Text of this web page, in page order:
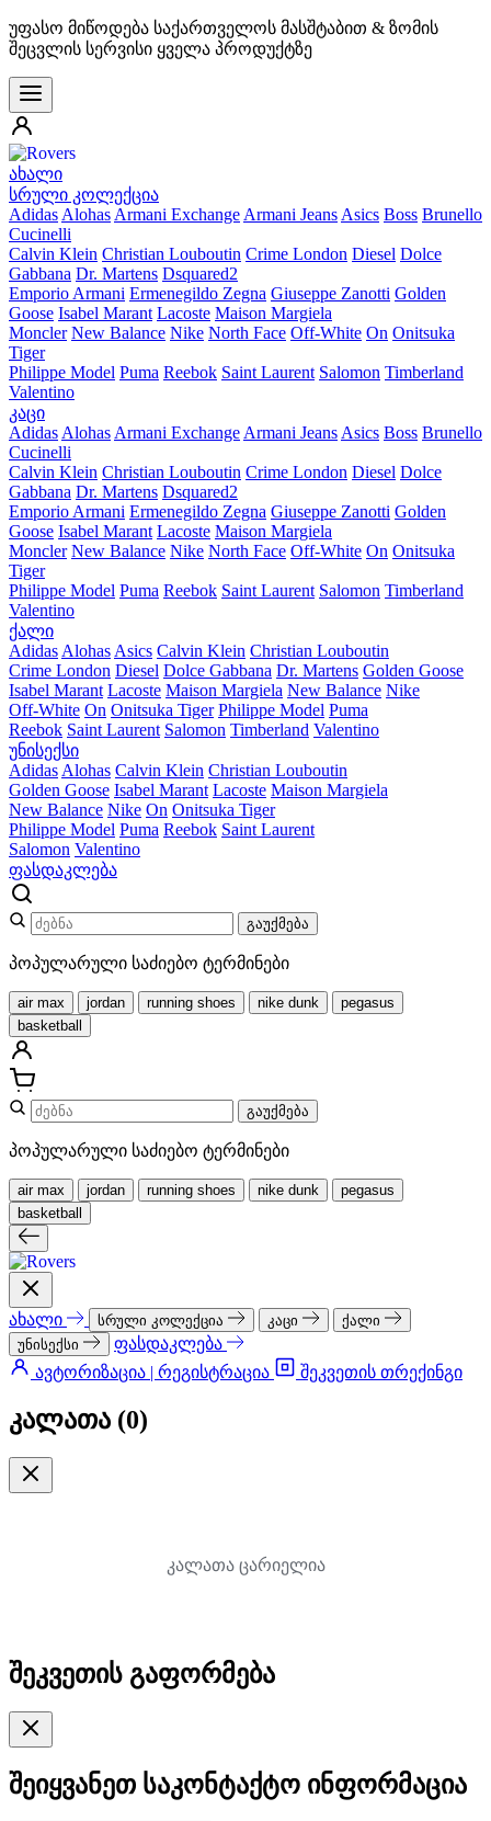
უფასო მიწოდება საქართველოს მასშტაბით & ზომის
შეცვლის სერვისი ყველა პროდუქტზე
ახალი
სრული კოლექცია
Adidas Alohas Armani Exchange Armani Jeans Asics Boss Brunello
Cucinelli
Calvin Klein Christian Louboutin Crime London Diesel Dolce
Gabbana Dr. Martens Dsquared2
Emporio Armani Ermenegildo Zegna Giuseppe Zanotti Golden
Goose Isabel Marant Lacoste Maison Margiela
Moncler New Balance Nike North Face Off-White On Onitsuka
Tiger
Philippe Model Puma Reebok Saint Laurent Salomon Timberland
Valentino
კაცი
Adidas Alohas Armani Exchange Armani Jeans Asics Boss Brunello
Cucinelli
Calvin Klein Christian Louboutin Crime London Diesel Dolce
Gabbana Dr. Martens Dsquared2
Emporio Armani Ermenegildo Zegna Giuseppe Zanotti Golden
Goose Isabel Marant Lacoste Maison Margiela
Moncler New Balance Nike North Face Off-White On Onitsuka
Tiger
Philippe Model Puma Reebok Saint Laurent Salomon Timberland
Valentino
ქალი
Adidas Alohas Asics Calvin Klein Christian Louboutin
Crime London Diesel Dolce Gabbana Dr. Martens Golden Goose
Isabel Marant Lacoste Maison Margiela New Balance Nike
Off-White On Onitsuka Tiger Philippe Model Puma
Reebok Saint Laurent Salomon Timberland Valentino
უნისექსი
Adidas Alohas Calvin Klein Christian Louboutin
Golden Goose Isabel Marant Lacoste Maison Margiela
New Balance Nike On Onitsuka Tiger
Philippe Model Puma Reebok Saint Laurent
Salomon Valentino
ფასდაკლება
გაუქმება
პოპულარული საძიებო ტერმინები
air max jordan running shoes nike dunk
pegasus
basketball
გაუქმება
პოპულარული საძიებო ტერმინები
air max jordan running shoes nike dunk
pegasus
basketball
ახალი სრული კოლექცია კაცი
ქალი
უნისექსი
ფასდაკლება
ავტორიზაცია | რეგისტრაცია
შეკვეთის თრექინგი
კალათა (0)
კალათა ცარიელია
შეკვეთის გაფორმება
შეიყვანეთ საკონტაქტო ინფორმაცია